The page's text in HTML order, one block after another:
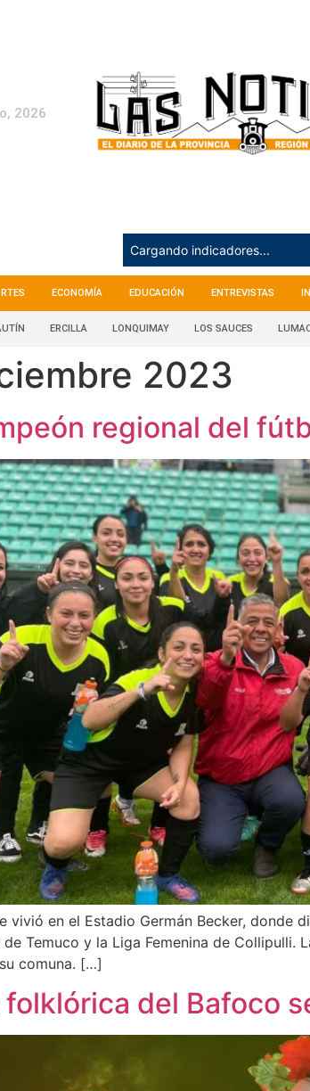
2026
Cargando indicadores...
ECONOMÍA EDUCACIÓN ENTREVISTAS
ERCILLA LONQUIMAY LOS SAUCES
2023
regional del
vivió en el Estadio Germán Becker, donde
Temuco y la Liga Femenina de
comuna. […]
del Bafoco